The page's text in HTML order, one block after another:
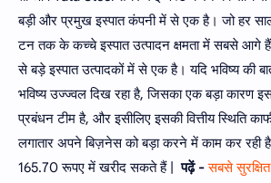
बड़ी और प्रमुख इस्पात कंपनी में से एक है। जो हर
टन तक के कच्चे इस्पात उत्पादन क्षमता में सबसे आगे
से बड़े इस्पात उत्पादकों में से एक है। यदि भविष्य की
भविष्य उज्ज्वल दिख रहा है, जिसका एक बड़ा कारण
प्रबंधन टीम है, और इसीलिए इसकी वित्तीय स्थिति
लगातार अपने बिज़नेस को बड़ा करने में काम कर
165.70 रूपए में खरीद सकते हैं |पढ़ें - सबसे